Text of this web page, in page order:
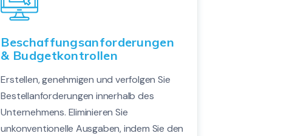
Beschaffungsanforderungen
& Budgetkontrollen
Erstellen, genehmigen und verfolgen Sie
Bestellanforderungen innerhalb des
Unternehmens. Eliminieren Sie
unkonventionelle Ausgaben, indem Sie den